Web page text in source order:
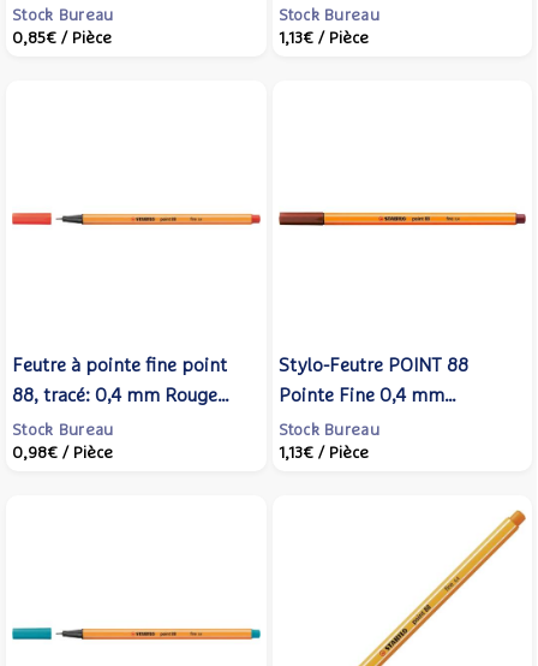
clair - STABILO
Stock Bureau
0,85€ / Pièce
moyen - STABILO
Stock Bureau
1,13€ / Pièce
Feutre à pointe fine point
88, tracé: 0,4 mm Rouge
Clair - STABILO
Stock Bureau
0,98€ / Pièce
Stylo-Feutre POINT 88
Pointe Fine 0,4 mm
sanguine - STABILO
Stock Bureau
1,13€ / Pièce